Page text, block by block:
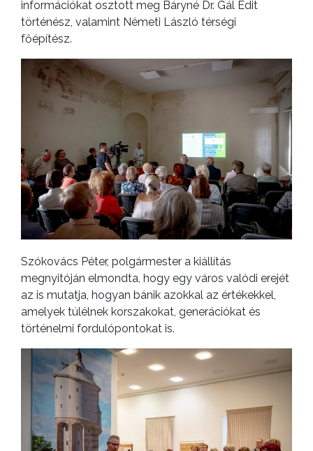
információkat osztott meg Báryné Dr. Gál Edit
történész, valamint Németi László térségi
főépítész.
Szókovács Péter, polgármester a kiállítás
megnyitóján elmondta, hogy egy város valódi erejét
az is mutatja, hogyan bánik azokkal az értékekkel,
amelyek túlélnek korszakokat, generációkat és
történelmi fordulópontokat is.